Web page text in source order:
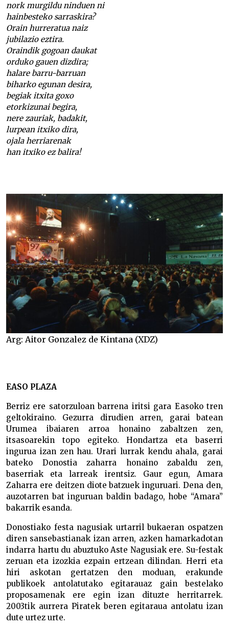
nork murgildu ninduen ni
hainbesteko sarraskira?
Orain hurreratua naiz
jubilazio eztira.
Oraindik gogoan daukat
orduko gauen dizdira;
halare barru-barruan
biharko egunan desira,
begiak itxita goxo
etorkizunai begira,
nere zauriak, badakit,
lurpean itxiko dira,
ojala herriarenak
han itxiko ez balira!
Arg: Aitor Gonzalez de Kintana (XDZ)
EASO PLAZA
Berriz ere satorzuloan barrena iritsi gara Easoko tren
geltokiraino. Gezurra dirudien arren, garai batean
Urumea ibaiaren arroa honaino zabaltzen zen,
itsasoarekin topo egiteko. Hondartza eta baserri
ingurua izan zen hau. Urari lurrak kendu ahala, garai
bateko Donostia zaharra honaino zabaldu zen,
baserriak eta larreak irentsiz. Gaur egun, Amara
Zaharra ere deitzen diote batzuek inguruari. Dena den,
auzotarren bat inguruan baldin badago, hobe “Amara”
bakarrik esanda.
Donostiako festa nagusiak urtarril bukaeran ospatzen
diren sansebastianak izan arren, azken hamarkadotan
indarra hartu du abuztuko Aste Nagusiak ere. Su-festak
zeruan eta izozkia ezpain ertzean dilindan. Herri eta
hiri askotan gertatzen den moduan, erakunde
publikoek antolatutako egitarauaz gain bestelako
proposamenak ere egin izan dituzte herritarrek.
2003tik aurrera Piratek beren egitaraua antolatu izan
dute urtez urte.